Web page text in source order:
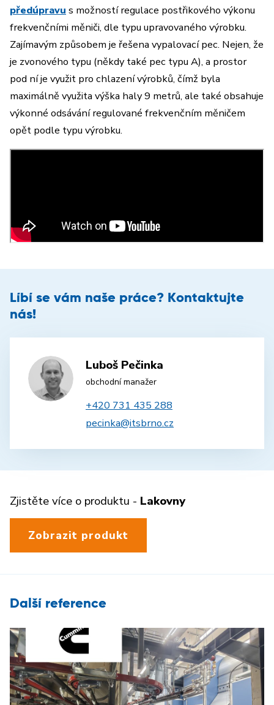
předúpravu s možností regulace postřikového výkonu
frekvenčními měniči, dle typu upravovaného výrobku.
Zajímavým způsobem je řešena vypalovací pec. Nejen, že
je zvonového typu (někdy také pec typu A), a prostor
pod ní je využit pro chlazení výrobků, čímž byla
maximálně využita výška haly 9 metrů, ale také obsahuje
výkonné odsávání regulované frekvenčním měničem
opět podle typu výrobku.
Líbí se vám naše práce? Kontaktujte
nás!
Luboš Pečinka
obchodní manažer
+420 731 435 288
pecinka@itsbrno.cz
Zjistěte více o produktu - Lakovny
Zobrazit produkt
Další reference